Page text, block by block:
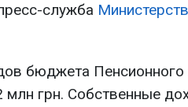
служба
бюджета Пенсионного
млн грн. Собственные